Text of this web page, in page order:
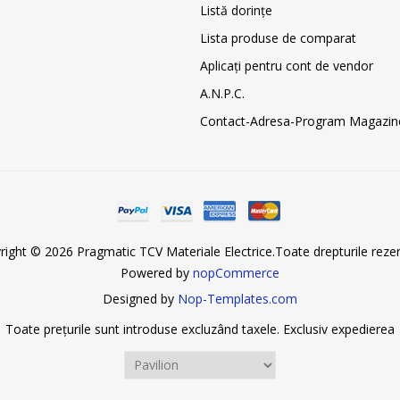
Listă dorințe
Lista produse de comparat
Aplicați pentru cont de vendor
A.N.P.C.
Contact-Adresa-Program
© 2026 Pragmatic TCV Materiale Electrice.Toate drepturile
Powered by nopCommerce
Designed by Nop-Templates.com
Toate prețurile sunt introduse excluzând taxele. Exclusiv expedierea